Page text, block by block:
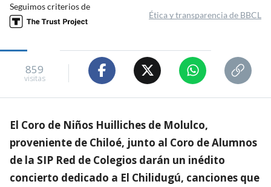
Seguimos criterios de
Ética y transparencia de BBCL
859
visitas
El Coro de Niños Huilliches de Molulco,
proveniente de Chiloé, junto al Coro de Alumnos
de la SIP Red de Colegios darán un inédito
concierto dedicado a El Chilidugú, canciones que